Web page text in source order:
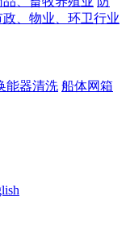
政、物业、环卫行业
能器清洗 船体网箱